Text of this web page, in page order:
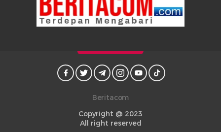
Beritacom
Copyright @ 2023
All right reserved